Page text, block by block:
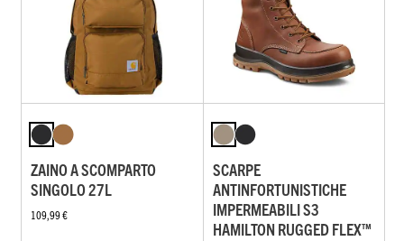
ZAINO A SCOMPARTO
SINGOLO 27L
109,99 €
SCARPE
ANTINFORTUNISTICHE
IMPERMEABILI S3
HAMILTON RUGGED FLEX™